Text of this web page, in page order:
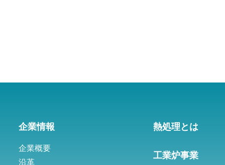
ー
り
企業情報
企業概要
沿革
熱処理とは
工業炉事業